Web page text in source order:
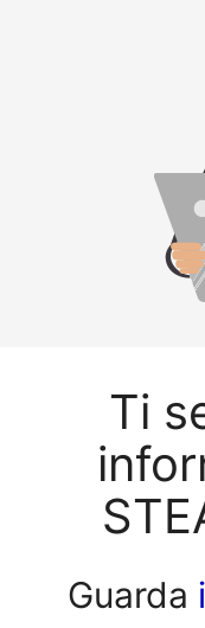
Ti
Guarda